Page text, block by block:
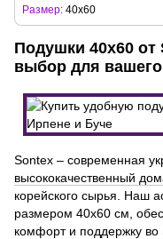
Размер 40х60
Подушки 40х60
выбор для
Sontex – современная
высококачественный
корейского сырья. Наш
размером 40х60 см,
комфорт и поддержку